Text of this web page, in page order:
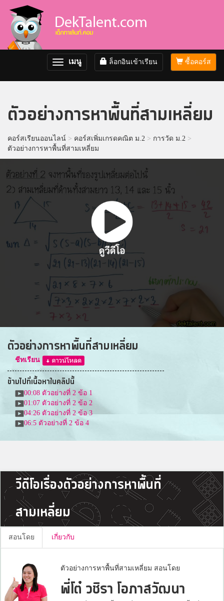
ซื้อคอร์ส
ล็อกอินเข้าเรียน
Toggle
navigation
เมนู
ตัวอย่างการหาพื้นที่สามเหลี่ยม
คอร์สเรียนออนไลน์ > คอร์สเพิ่มเกรดคณิต ม.2 > การวัด ม.2 >
ตัวอย่างการหาพื้นที่สามเหลี่ยม
ตัวอย่างการหาพื้นที่สามเหลี่ยม
ชีทเรียน
ข้ามไปที่เนื้อหาในคลิปนี้
00:08 ตัวอย่างที่ 2 ข้อ 1
01:07 ตัวอย่างที่ 2 ข้อ 2
04:26 ตัวอย่างที่ 2 ข้อ 3
06:5 ตัวอย่างที่ 2 ข้อ 4
วีดีโอเรื่องตัวอย่างการหาพื้นที่
สามเหลี่ยม
สอนโดย เกี่ยวกับ
ตัวอย่างการหาพื้นที่สามเหลี่ยม สอนโดย
พี่โต๋ วชิรา โอภาสวัฒนา